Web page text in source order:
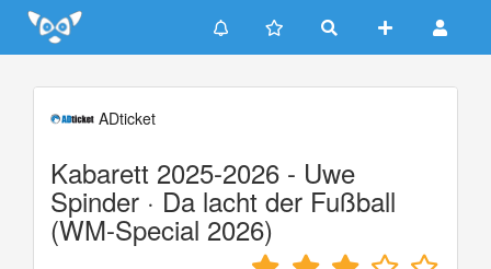
Update cookies preferences
ADticket
Kabarett 2025-2026 - Uwe
Spinder · Da lacht der Fußball
(WM-Special 2026)